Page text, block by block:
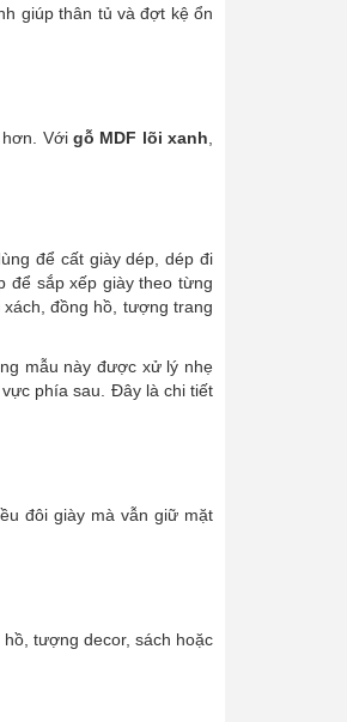
giúp thân tủ và đợt kệ ổn
hơn. Với gỗ MDF lõi xanh
để cất giày dép, dép đi
để sắp xếp giày theo từng
đồng hồ, tượng trang
mẫu này được xử lý nhẹ
phía sau. Đây là chi tiết
đôi giày mà vẫn giữ mặt
tượng decor, sách hoặc